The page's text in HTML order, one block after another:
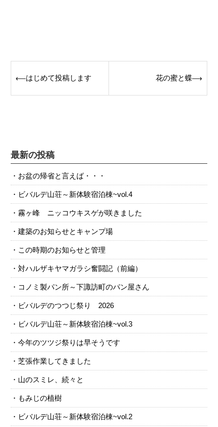
navigation
⟵はじめて投稿します 花の蜜と蝶⟶
最新の投稿
お盆の帰省と言えば・・・
ビバルデ山荘～新体験宿泊棟~vol.4
霧ヶ峰 ニッコウキスゲが咲きました
建築のお知らせとキャンプ場
この時期のお知らせと管理
対ハルザキヤマガラシ奮闘記（前編）
コノミ製パン所～下諏訪町のパン屋さん
ビバルデのつつじ祭り 2026
ビバルデ山荘～新体験宿泊棟~vol.3
今年のツツジ祭りは早そうです
芝張作業してきました
山のスミレ、続々と
もみじの植樹
ビバルデ山荘～新体験宿泊棟~vol.2